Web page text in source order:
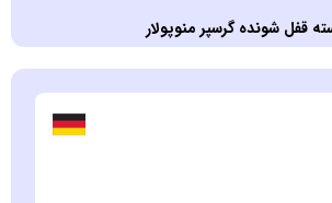
قفل شونده گرسپر منوپولار